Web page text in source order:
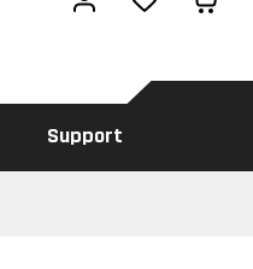
Support